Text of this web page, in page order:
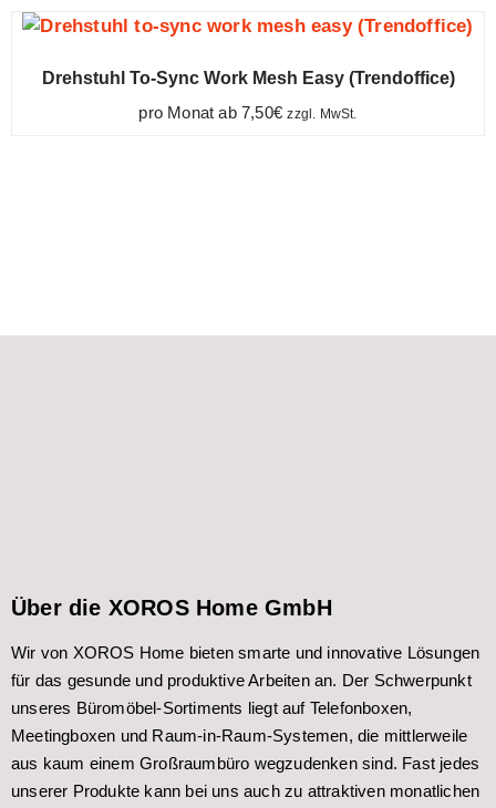
Drehstuhl To-Sync Work Mesh Easy (Trendoffice)
pro Monat ab7,50€ zzgl. MwSt.
Über die XOROS Home GmbH
Wir von XOROS Home bieten smarte und innovative Lösungen
für das gesunde und produktive Arbeiten an. Der Schwerpunkt
unseres Büromöbel-Sortiments liegt auf Telefonboxen,
Meetingboxen und Raum-in-Raum-Systemen, die mittlerweile
aus kaum einem Großraumbüro wegzudenken sind. Fast jedes
unserer Produkte kann bei uns auch zu attraktiven monatlichen